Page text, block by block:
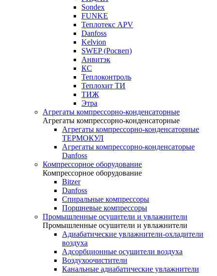
Sondex
FUNKE
Теплотекс APV
Danfoss
Kelvion
SWEP (Росвеп)
Анвитэк
КС
Теплоконтроль
Теплохит ТИ
ТИЖ
Этра
Агрегаты компрессорно-конденсаторные
Агрегаты компрессорно-конденсаторные
Агрегаты компрессорно-конденсаторные
ТЕРМОКУЛ
Агрегаты компрессорно-конденсаторые
Danfoss
Компрессорное оборудование
Компрессорное оборудование
Bitzer
Danfoss
Спиральные компрессоры
Поршневые компрессоры
Промышленные осушители и увлажнители
Промышленные осушители и увлажнители
Адиабатические увлажнители-охладители
воздуха
Адсорбционные осушители воздуха
Воздухоочистители
Канальные адиабатические увлажнители